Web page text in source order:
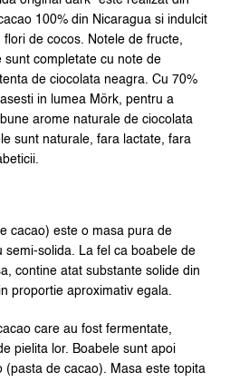
100% din Nicaragua si indulcit
de cocos. Notele de fructe,
completate cu note de
de ciocolata neagra. Cu 70%
in lumea Mörk, pentru a
arome naturale de ciocolata
sunt naturale, fara lactate, fara
cacao) este o masa pura de
semi-solida. La fel ca boabele de
contine atat substante solide din
proportie aproximativ egala.
care au fost fermentate,
pielita lor. Boabele sunt apoi
(pasta de cacao). Masa este topita